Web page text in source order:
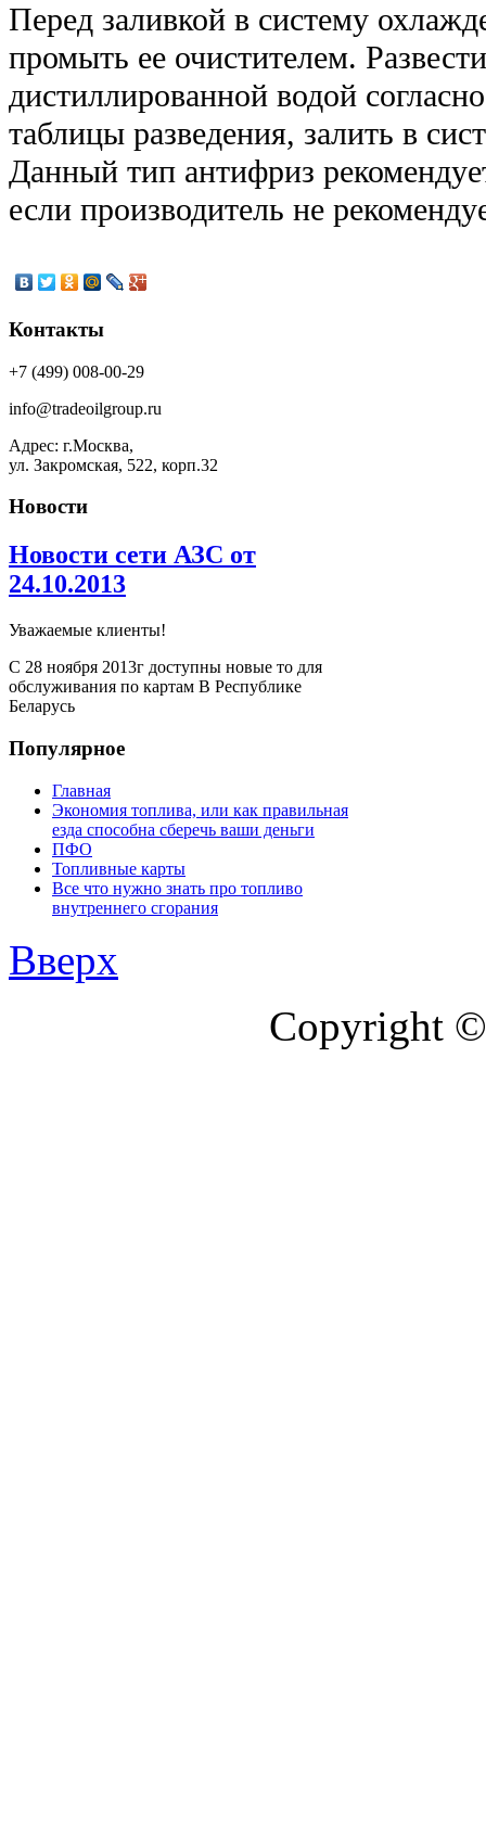
Перед заливкой в систему
промыть ее очистителем.
дистиллированной водой
таблицы разведения, залить в
Данный тип антифриз
если производитель не
Контакты
+7 (499) 008-00-29
info@tradeoilgroup.ru
Адрес: г.Москва,
ул. Закромская, 522, корп.32
Новости
Новости сети АЗС от
24.10.2013
Уважаемые клиенты!
С 28 ноября 2013г доступны новые то для
обслуживания по картам В Республике
Беларусь
Популярное
Главная
Экономия топлива, или как правильная
езда способна сберечь ваши деньги
ПФО
Топливные карты
Все что нужно знать про топливо
внутреннего сгорания
Вверх
Copyright